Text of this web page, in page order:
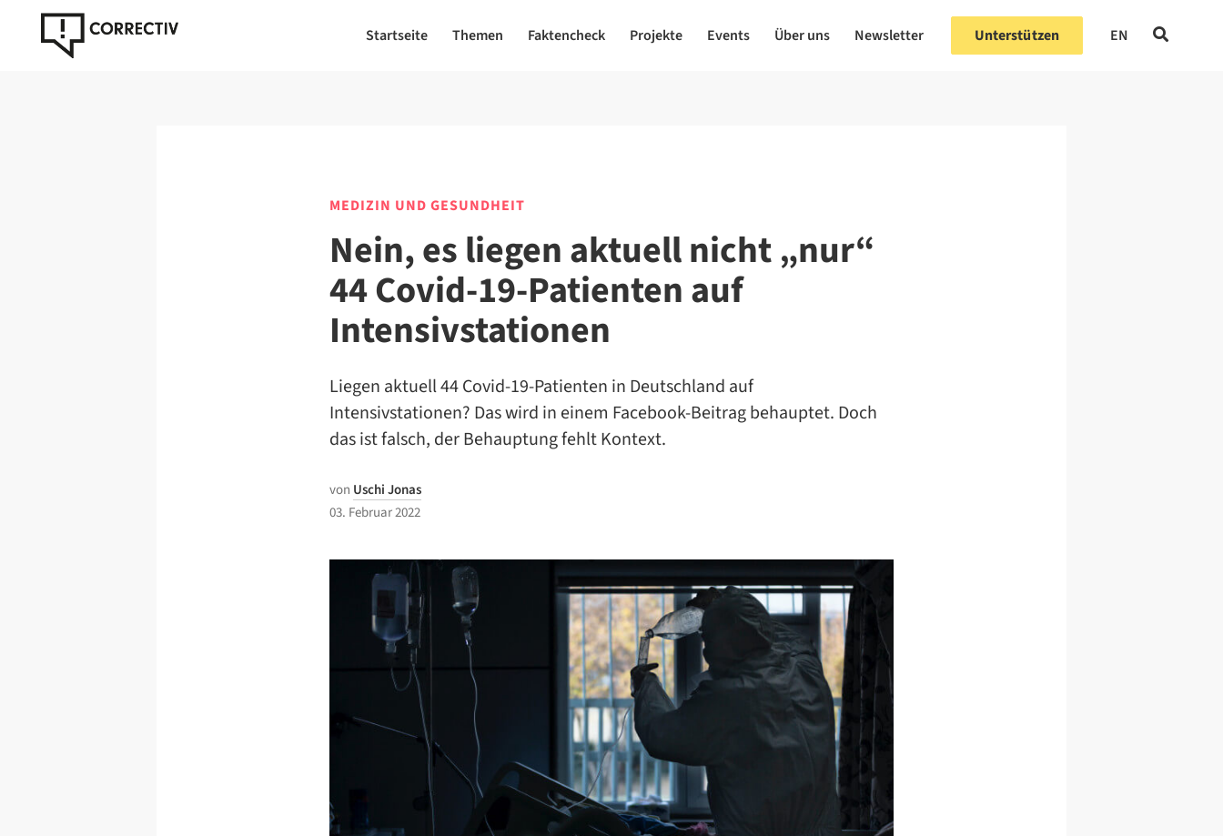
Startseite Themen Faktencheck Projekte Events Über uns Newsletter Unterstützen EN
MEDIZIN UND GESUNDHEIT
Nein, es liegen aktuell nicht „nur“
44 Covid-19-Patienten auf
Intensivstationen
Liegen aktuell 44 Covid-19-Patienten in Deutschland auf
Intensivstationen? Das wird in einem Facebook-Beitrag behauptet. Doch
das ist falsch, der Behauptung fehlt Kontext.
von Uschi Jonas
03. Februar 2022